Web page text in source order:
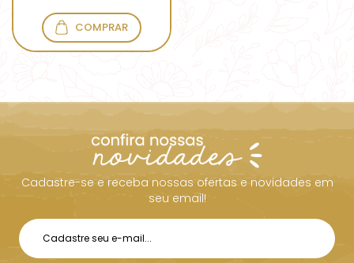
COMPRAR
Cadastre-se e receba nossas ofertas e novidades em
seu email!